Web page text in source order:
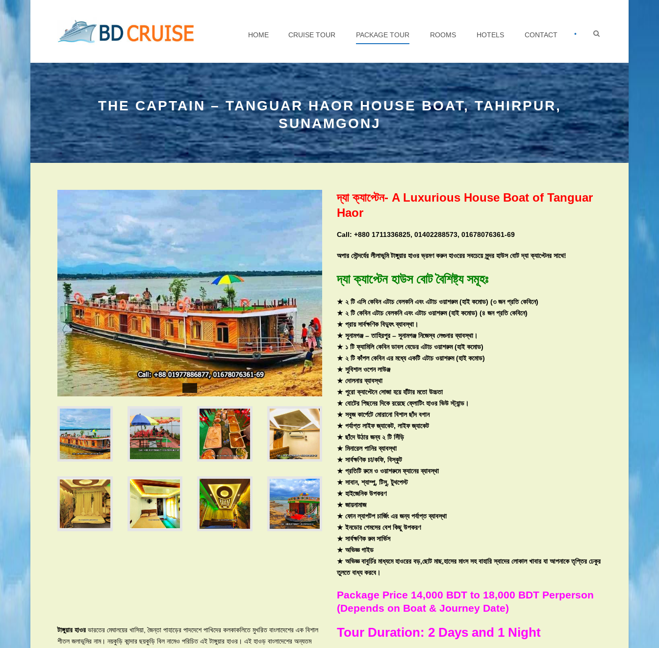
HOME CRUISE TOUR PACKAGE TOUR ROOMS HOTELS CONTACT •
THE CAPTAIN – TANGUAR HAOR HOUSE BOAT, TAHIRPUR,
SUNAMGONJ
দ্যা ক্যাপ্টেন- A Luxurious House Boat of Tanguar
Haor
Call: +880 1711336825, 01402288573, 01678076361-69
অপার সৌন্দর্যের লীলাভূমি টাঙ্গুয়ার হাওর ভ্রমণ করুন হাওরের সবচেয়ে সুন্দর হাউস বোট দ্যা ক্যাপ্টেনর সাথে!
দ্যা ক্যাপ্টেন হাউস বোটবৈশিষ্ট্য সমূহঃ
★ ২ টি এসি কেবিন এটাচ বেলকনি এবং এটাচ ওয়াশরুম (হাই কমোড) (৩ জন প্রতি কেবিনে)
★ ২ টি কেবিন এটাচ বেলকনি এবং এটাচ ওয়াশরুম (হাই কমোড) (৪ জন প্রতি কেবিনে)
★ প্রায় সার্বক্ষণিক বিদ্যুৎ ব্যাবস্থা।
★ সুনামগঞ্জ – তাহিরপুর – সুনামগঞ্জ নিজেস্ব লেগুনার ব্যাবস্থা।
★ ১ টি ফ্যামিলি কেবিন ডাবল বেডের এটাচ ওয়াশরুম (হাই কমোড)
★ ২ টি কাঁপল কেবিন এর মধ্যে একটি এটাচ ওয়াশরুম (হাই কমোড)
★ সুবিশাল ওপেন লাউঞ্জ
★ দোলনার ব্যাবস্থা
★ পুরো ক্যাপ্টেনে সোজা হয়ে হাঁটার মতো উচ্চতা
★ বোটের পিছনের দিকে রয়েছে ফ্লোটিং হাওর ভিউ স্ট্যান্ড।
★ সবুজ কার্পেটে মোরানো বিশাল ছাঁদ বগান
★ পর্যাপ্ত লাইফ জ্যাকেট, লাইফ জ্যাকেট
★ ছাঁদে উঠার জন্য ২ টি সিঁড়ি
★ মিনারেল পানির ব্যাবস্থা
★ সার্বক্ষণিক চা/কফি, বিস্কুট
★ প্রতিটি রুমে ও ওয়াশরুমে ফ্যানের ব্যাবস্থা
★ সাবান, শ্যাম্পু, টিসু, টুথপেস্ট
★ হাইজেনিক উপকরণ
★ জায়নামাজ
★ ফোন ল্যাপটপ চার্জিং এর জন্য পর্যাপ্ত ব্যাবস্থা
★ ইনডোর গেমসের বেশ কিছু উপকরণ
★ সার্বক্ষণিক রুম সার্ভিস
★ অভিজ্ঞ গাইড
★ অভিজ্ঞ বাবুর্চির মাধ্যমে হাওরের বড়,ছোট মাছ,হাসের মাংস সহ বাহারি স্বাদের লোকাল খাবার যা আপনাকে তৃপ্তির ঢেকুর
তুলতে বাধ্য করবে।
Package Price 14,000 BDT to 18,000 BDT Perperson
(Depends on Boat & Journey Date)
টাঙ্গুয়ার হাওরভারতের মেঘালয়ের খাসিয়া, জৈন্তা পাহাড়ের পাদদেশে পাখিদের কলকাকলিতে মুখরিত বাংলাদেশের এক বিশাল
শীতল জলাভূমির নাম। নয়কুড়ি কান্দার ছয়কুড়ি বিল নামেও পরিচিত এই টাঙ্গুয়ার হাওর। এই হাওড় বাংলাদেশের অন্যতম
Tour Duration: 2 Days and 1 Night